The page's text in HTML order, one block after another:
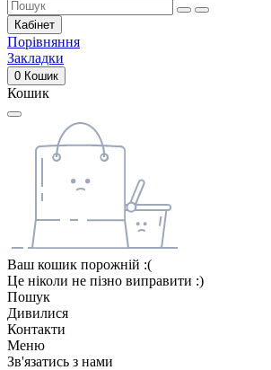
Кабінет
Порівняння
Закладки
0 Кошик
Кошик
Ваш кошик порожній :(
Це ніколи не пізно виправити :)
Пошук
Дивилися
Контакти
Меню
Зв'язатись з нами